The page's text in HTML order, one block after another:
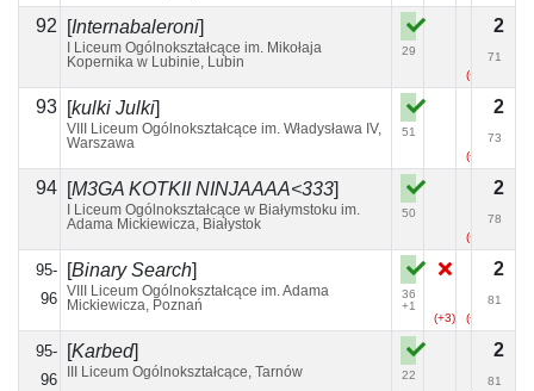
92 [Internabaleroni]
I Liceum Ogólnokształcące im. Mikołaja
Kopernika w Lubinie, Lubin
29
(+2)
2
71
93 [kulki Julki]
VIII Liceum Ogólnokształcące im. Władysława IV,
Warszawa
51
(+2)
2
73
94 [M3GA KOTKII NINJAAAA<333]
I Liceum Ogólnokształcące w Białymstoku im.
Adama Mickiewicza, Białystok
50
(+3)
2
78
95-
96
[Binary Search]
VIII Liceum Ogólnokształcące im. Adama
Mickiewicza, Poznań
36
+1
(+3)
(+11)
2
81
95-
96
[Karbed]
III Liceum Ogólnokształcące, Tarnów
22
2
81